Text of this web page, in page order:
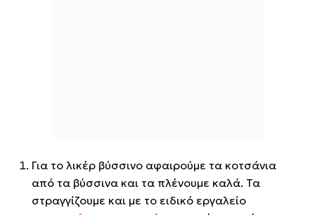
Για το λικέρ βύσσινο αφαιρούμε τα κοτσάνια
από τα βύσσινα και τα πλένουμε καλά. Τα
στραγγίζουμε και με το ειδικό εργαλείο